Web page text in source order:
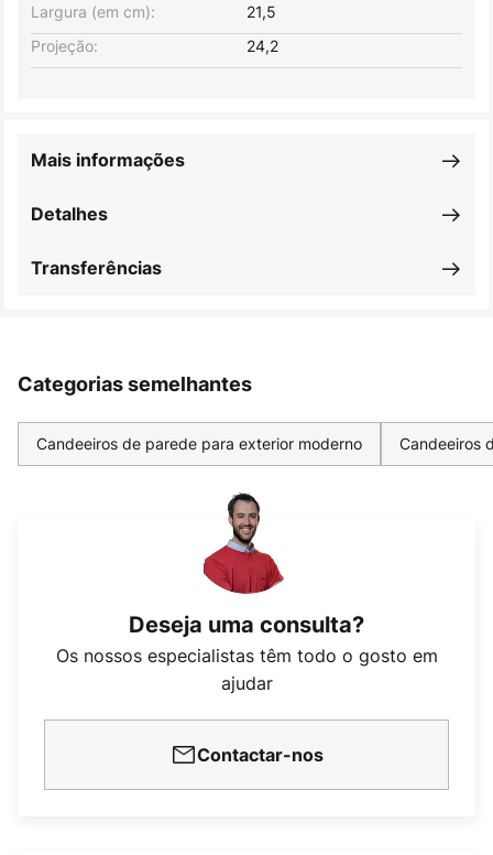
Largura (em cm): 21,5
Projeção: 24,2
Detalhes
Mais informações
Transferências
Categorias semelhantes
Candeeiros de parede para exterior moderno Candeeiros
Deseja uma consulta?
Os nossos especialistas têm todo o gosto em
ajudar
Contactar-nos